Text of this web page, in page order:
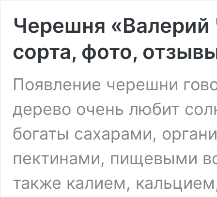
Черешня «Валерий
сорта, фото,
Появление черешни
дерево очень любит
богаты сахарами,
пектинами, пищевыми
также калием,